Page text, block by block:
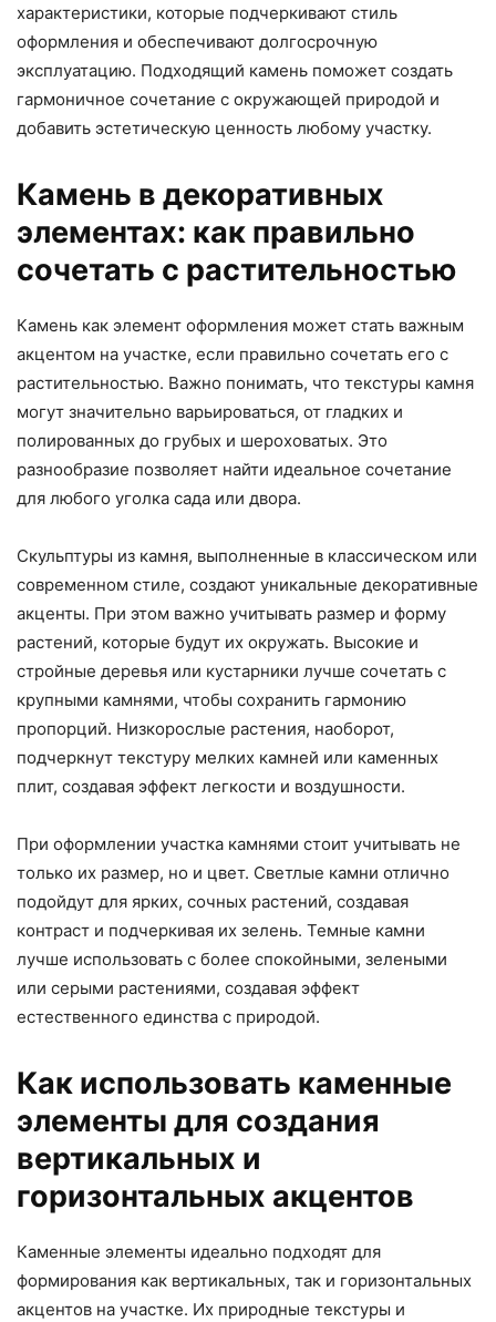
характеристики, которые подчеркивают стиль
оформления и обеспечивают долгосрочную
эксплуатацию. Подходящий камень поможет создать
гармоничное сочетание с окружающей природой и
добавить эстетическую ценность любому участку.
Камень в декоративных
элементах: как правильно
сочетать с растительностью
Камень как элемент оформления может стать важным
акцентом на участке, если правильно сочетать его с
растительностью. Важно понимать, что текстуры камня
могут значительно варьироваться, от гладких и
полированных до грубых и шероховатых. Это
разнообразие позволяет найти идеальное сочетание
для любого уголка сада или двора.
Скульптуры из камня, выполненные в классическом или
современном стиле, создают уникальные декоративные
акценты. При этом важно учитывать размер и форму
растений, которые будут их окружать. Высокие и
стройные деревья или кустарники лучше сочетать с
крупными камнями, чтобы сохранить гармонию
пропорций. Низкорослые растения, наоборот,
подчеркнут текстуру мелких камней или каменных
плит, создавая эффект легкости и воздушности.
При оформлении участка камнями стоит учитывать не
только их размер, но и цвет. Светлые камни отлично
подойдут для ярких, сочных растений, создавая
контраст и подчеркивая их зелень. Темные камни
лучше использовать с более спокойными, зелеными
или серыми растениями, создавая эффект
естественного единства с природой.
Как использовать каменные
элементы для создания
вертикальных и
горизонтальных акцентов
Каменные элементы идеально подходят для
формирования как вертикальных, так и горизонтальных
акцентов на участке. Их природные текстуры и